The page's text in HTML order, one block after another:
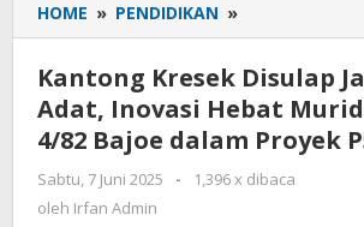
HOME » PENDIDIKAN »
Kresek
Disulap
Jadi
Baju
Adat,
Hebat
Kantong Kresek Disulap
Adat, Inovasi Hebat Murid
4/82 Bajoe dalam Proyek
Sabtu, 7 Juni 2025
oleh
-
1,396 x dibaca
oleh Irfan Admin